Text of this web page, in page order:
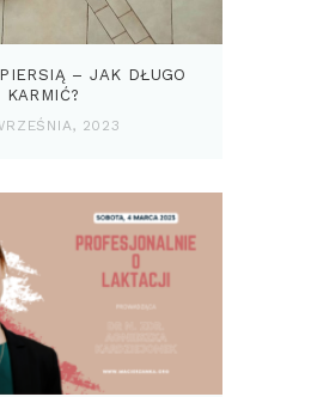
– JAK DŁUGO
KARMIĆ?
2023